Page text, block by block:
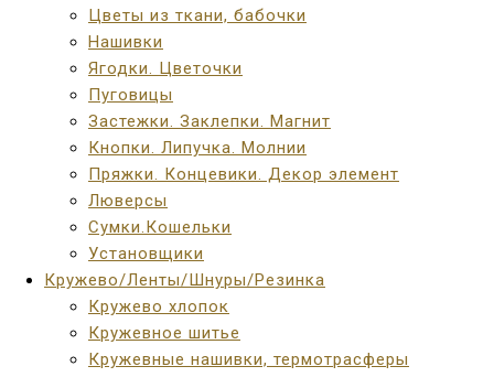
Цветы из ткани, бабочки
Нашивки
Ягодки. Цветочки
Пуговицы
Застежки. Заклепки. Магнит
Кнопки. Липучка. Молнии
Пряжки. Концевики. Декор элемент
Люверсы
Сумки.Кошельки
Установщики
Кружево/Ленты/Шнуры/Резинка
Кружево хлопок
Кружевное шитье
Кружевные нашивки, термотрасферы